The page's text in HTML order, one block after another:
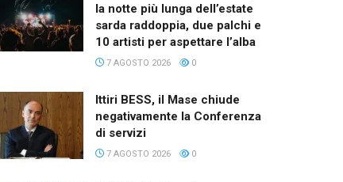
la notte più lunga dell’estate
sarda raddoppia, due palchi e
10 artisti per aspettare l’alba
7 AGOSTO 2026 0
Ittiri BESS, il Mase chiude
negativamente la Conferenza
di servizi
7 AGOSTO 2026 0